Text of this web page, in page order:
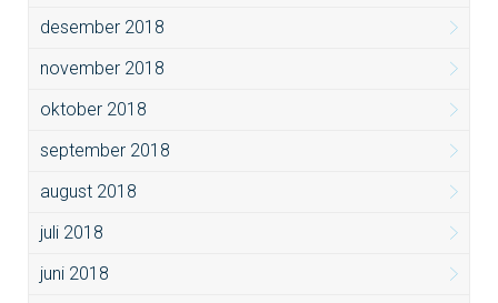
desember 2018
november 2018
oktober 2018
september 2018
august 2018
juli 2018
juni 2018